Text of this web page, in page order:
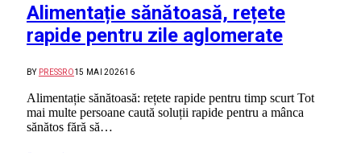
Alimentație sănătoasă, rețete
rapide pentru zile aglomerate
BY PRESSRO15 MAI 202616
Alimentație sănătoasă: rețete rapide pentru timp scurt Tot
mai multe persoane caută soluții rapide pentru a mânca
sănătos fără să…